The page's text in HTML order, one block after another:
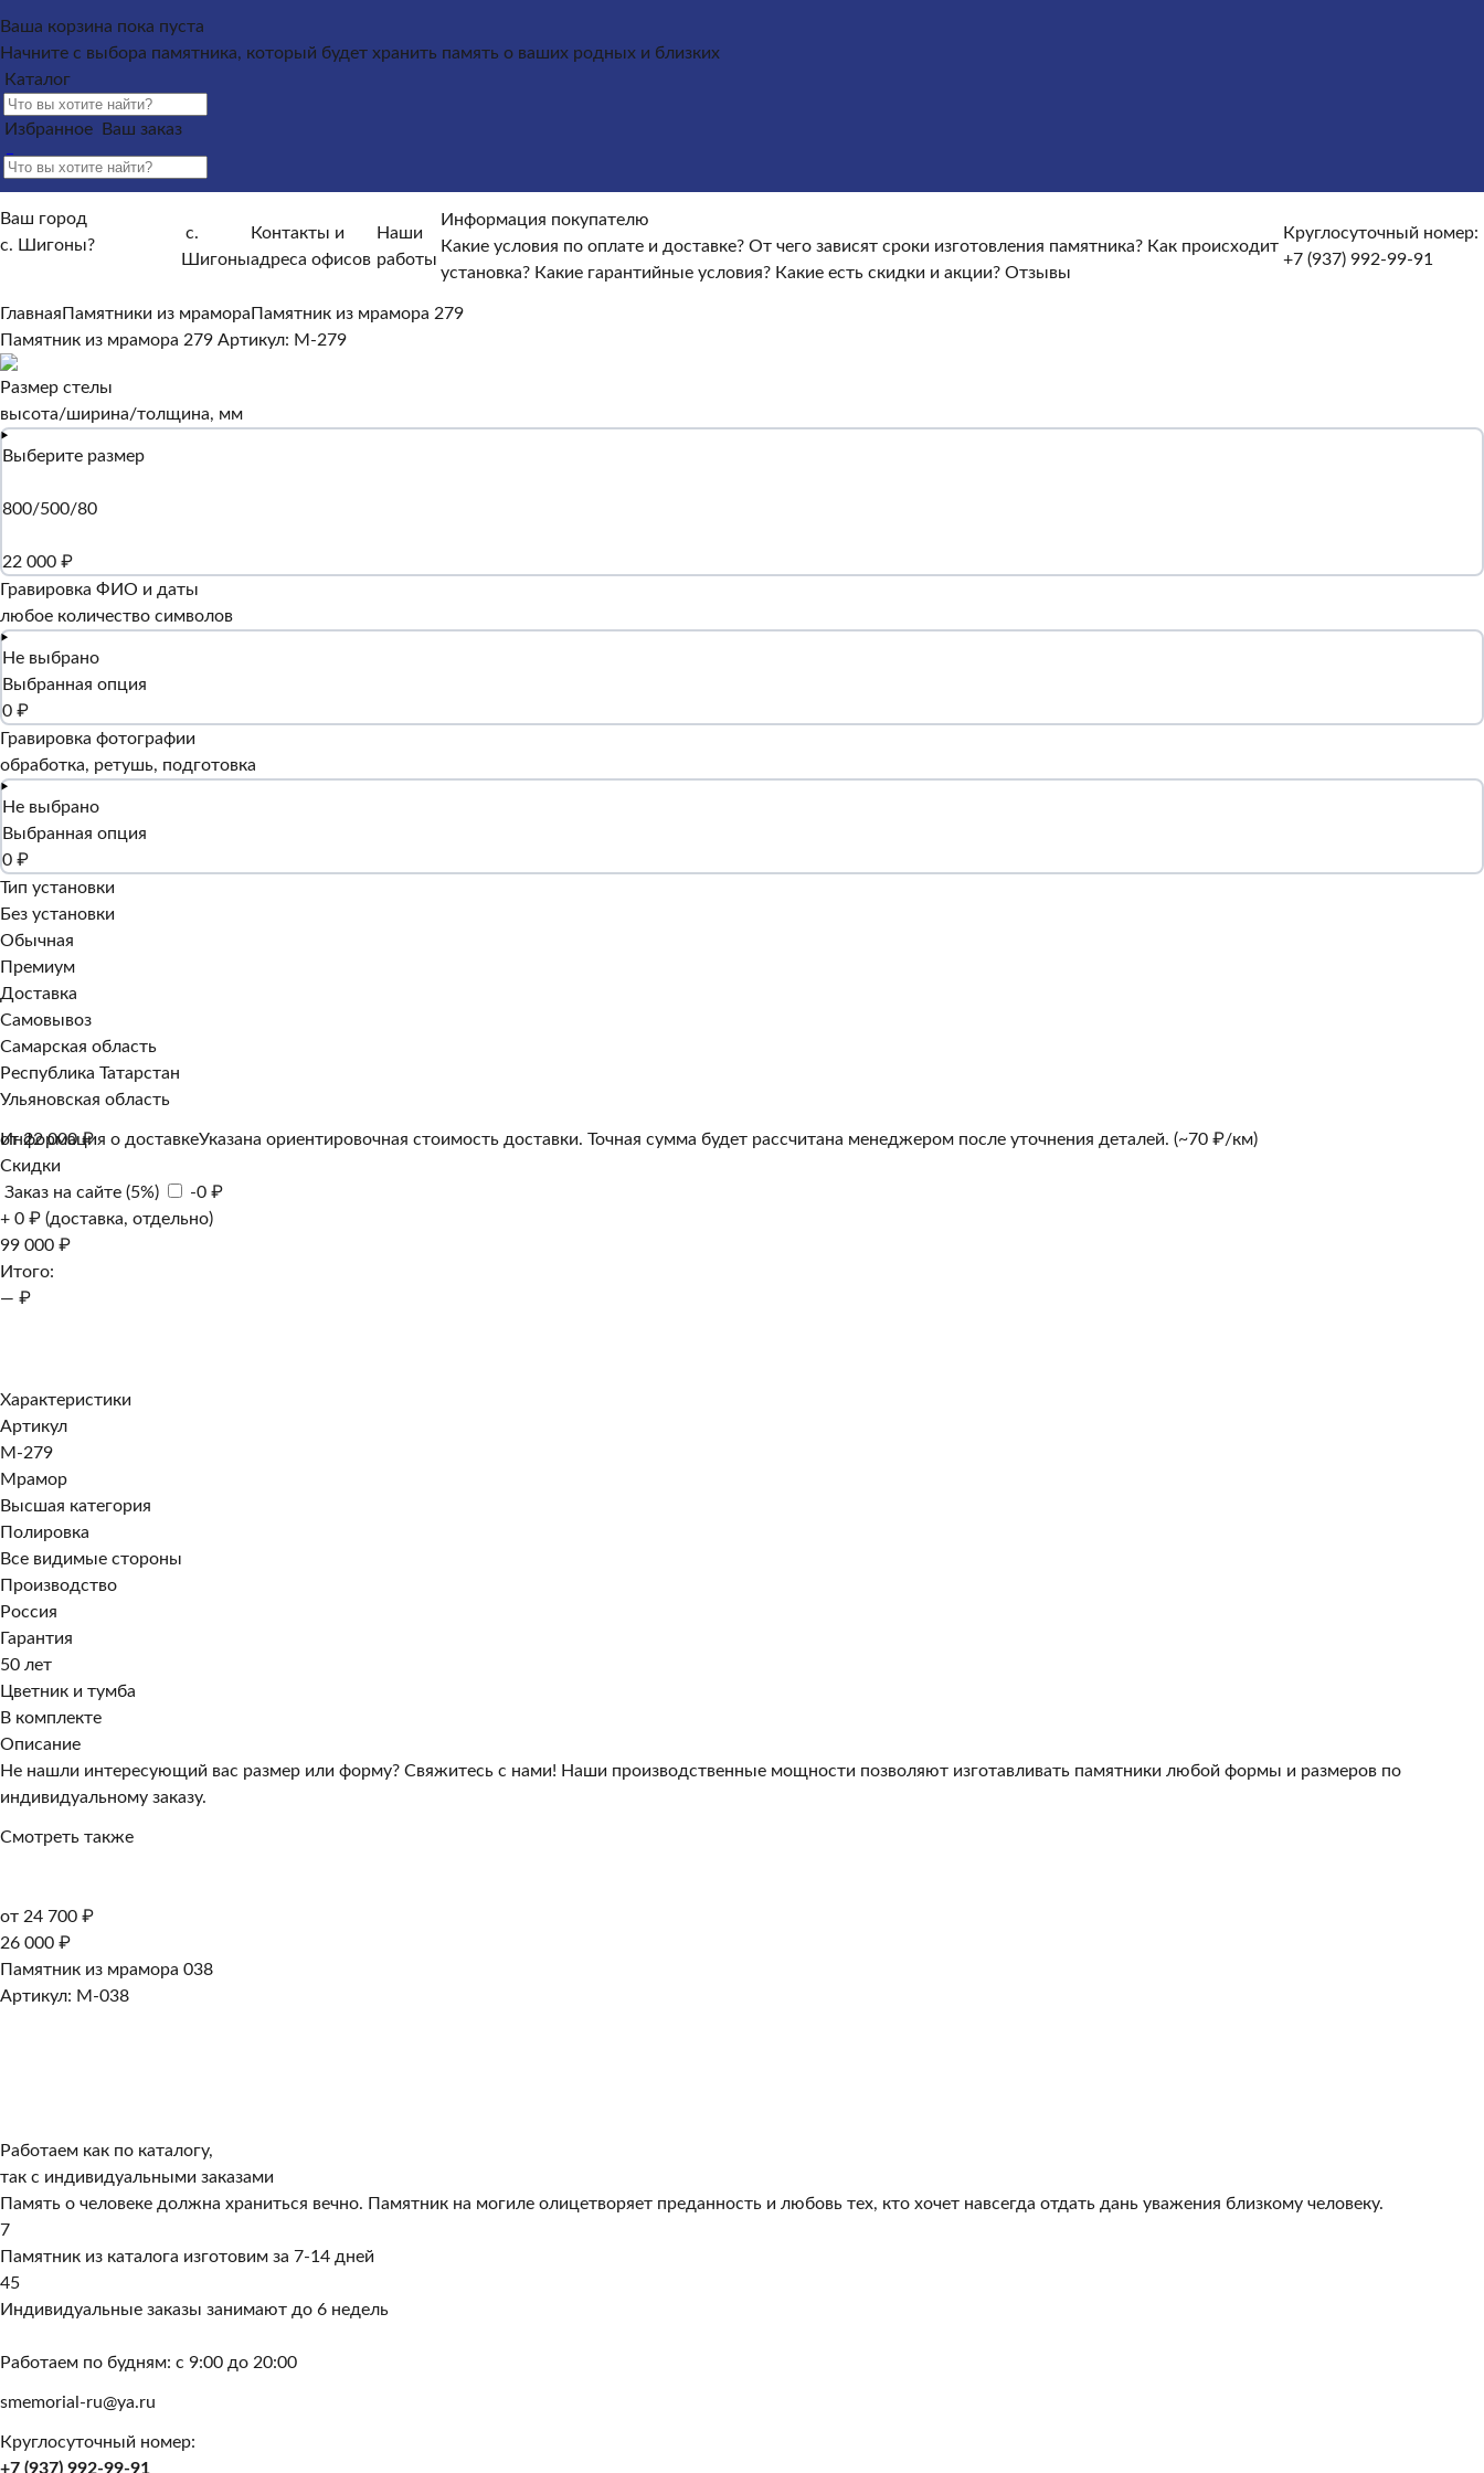
Памятники из гранита Памятники из мрамора Оформление гранитных памятников
Щебень на могилу
Контакты и адреса офисов
памятника?Как происходит установка?
Информация покупателю
Какие условия по оплате и доставке? От чего зависят сроки изготовления памятника?
Отзывы
Ваша корзина пока пуста
Начните с выбора памятника, который будет хранить память о ваших родных и близких
Каталог
Избранное Ваш заказ
Ваш город
с. Шигоны?
с.
Шигоны
Контакты и
адреса офисов
Наши
работы
Информация покупателю
Какие условия по оплате и доставке? От чего зависят сроки изготовления памятника? Как происходит
установка? Какие гарантийные условия? Какие есть скидки и акции? Отзывы
Круглосуточный номер:
+7 (937) 992-99-91
Главная Памятники из мрамора Памятник из мрамора 279
Памятник из мрамора 279 Артикул: M-279
Размер стелы
высота/ширина/толщина, мм
Выберите размер
800/500/80
22 000 ₽
Гравировка ФИО и даты
любое количество символов
Не выбрано
Выбранная опция
0 ₽
Гравировка фотографии
обработка, ретушь, подготовка
Не выбрано
Выбранная опция
0 ₽
Тип установки
Без установки
Обычная
Премиум
Доставка
Самовывоз
Самарская область
Республика Татарстан
Ульяновская область
Информация о доставкеУказана ориентировочная стоимость доставки. Точная сумма будет рассчитана менеджером после уточнения деталей. (~70 ₽/км)
от 22 000 ₽
Скидки
Заказ на сайте (5%)
-0 ₽
+ 0 ₽ (доставка, отдельно)
99 000 ₽
Итого:
— ₽
Характеристики
Артикул
M-279
Мрамор
Высшая категория
Полировка
Все видимые стороны
Производство
Россия
Гарантия
50 лет
Цветник и тумба
В комплекте
Описание
Не нашли интересующий вас размер или форму? Свяжитесь с нами! Наши производственные мощности позволяют изготавливать памятники любой формы и размеров по
индивидуальному заказу.
Смотреть также
от 24 700 ₽
26 000 ₽
Памятник из мрамора 038
Артикул: M-038
Работаем как по каталогу,
так с индивидуальными заказами
Память о человеке должна храниться вечно. Памятник на могиле олицетворяет преданность и любовь тех, кто хочет навсегда отдать дань уважения близкому человеку.
7
Памятник из каталога изготовим за 7-14 дней
45
Индивидуальные заказы занимают до 6 недель
Работаем по будням: с 9:00 до 20:00
smemorial-ru@ya.ru
Круглосуточный номер:
+7 (937) 992-99-91